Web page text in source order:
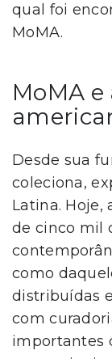
qual foi
MoMA.
MoMA
Desde sua
coleciona,
Latina. Hoje,
de cinco mil
como
distribuídas
com
importantes